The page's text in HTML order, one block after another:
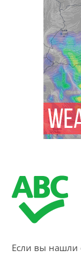
Если вы нашли